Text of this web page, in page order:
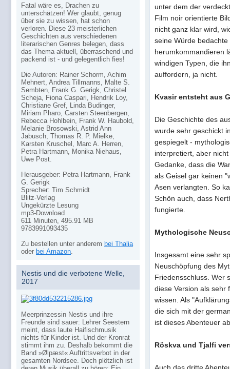
unter dem der
Film noir orientierte
nicht ganz klar wird,
seine Würde
herumkommandieren
windigen Typen, die
auffordern, ja nicht.
Kvasir entsteht aus
Die Geschichte des
wurde sehr geschickt
gespiegelt -
interpretiert, aber
Gedanke, dass die
als Geisel gar keinen
Asen verlangten. So
Schön auch, dass
fungierte.
Mythologische
Insgesamt eine sehr
Neuschöpfung des
Friedensschluss. Wer
diese Version als sehr
wissen. Als
die sich mit der
ist dieses Abenteuer
Röskva und Tjalfi
Fatal wäre es, Drachen zu
unterschätzen! Wer glaubt, genug
über sie zu wissen, hat schon
verloren. Diese 23 meisterlichen
Geschichten aus verschiedenen
literarischen Genres belegen, dass
das Thema aktuell, überraschend und
packend ist - und gelegentlich fies!
Die Autoren: Rainer Schorm, Achim
Mehnert, Andrea Tillmanns, Malte S.
Sembten, Frank G. Gerigk, Christel
Scheja, Fiona Caspari, Hendrik Loy,
Christiane Gref, Linda Budinger,
Miriam Pharo, Carsten Steenbergen,
Rebecca Hohlbein, Frank W. Haubold,
Melanie Brosowski, Astrid Ann
Jabusch, Thomas R. P. Mielke,
Karsten Kruschel, Marc A. Herren,
Petra Hartmann, Monika Niehaus,
Uwe Post.
Herausgeber: Petra Hartmann, Frank
G. Gerigk
Sprecher: Tim Schmidt
Blitz-Verlag
Ungekürzte Lesung
mp3-Download
611 Minuten, 495.91 MB
9783991093435
Zu bestellen unter anderem bei Thalia
oder bei Amazon.
Nestis und die verbotene Welle,
2017
Meerprinzessin Nestis und ihre
Freunde sind sauer: Lehrer Seestern
meint, dass laute Haifischmusik
nichts für Kinder ist. Und der Kronrat
stimmt ihm zu. Deshalb bekommt die
Band »Ølpæst« Auftrittsverbot in der
gesamten Nordsee. Doch plötzlich ist